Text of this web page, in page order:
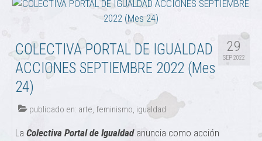
29
SEP 2022
COLECTIVA PORTAL DE IGUALDAD
ACCIONES SEPTIEMBRE 2022 (Mes
24)
publicado en: arte, feminismo, igualdad
La Colectiva Portal de Igualdad anuncia como acción